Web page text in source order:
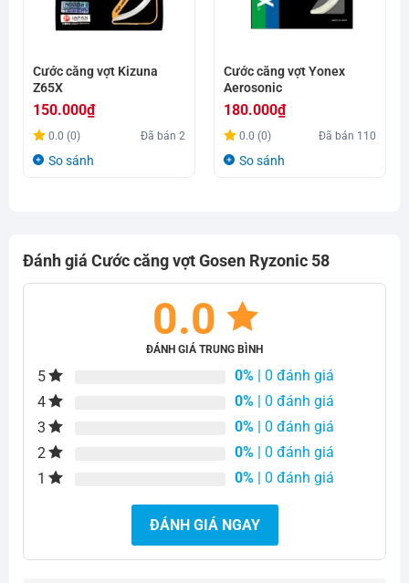
Cước căng vợt Kizuna
Z65X
150.000₫
0.0 (0) Đã bán2
So sánh
Cước căng vợt Yonex
Aerosonic
180.000₫
0.0 (0) Đã bán 110
So sánh
Đánh giá Cước căng vợt Gosen Ryzonic 58
0.0
ĐÁNH GIÁ TRUNG BÌNH
5 0% | 0 đánh giá
4
0% | 0 đánh giá
3
0% | 0 đánh giá
2
0% | 0 đánh giá
1
0% | 0 đánh giá
ĐÁNH GIÁ NGAY